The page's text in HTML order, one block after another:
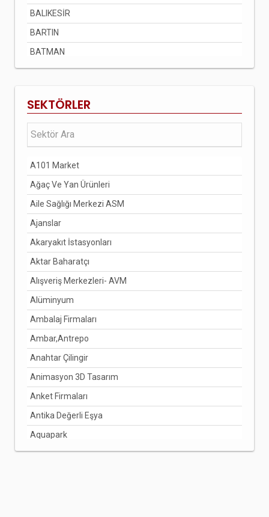
BALIKESİR
BARTIN
BATMAN
BAYBURT
BİNGÖL
BİTLİS
BOLU
BURDUR
BURSA
ÇANAKKALE
ÇANKIRI
ÇORUM
DENİZLİ
DİYARBAKIR
DÜZCE
EDİRNE
ELAZIĞ
ERZİNCAN
ERZURUM
ESKİŞEHİR
GAZİANTEP
GİRESUN
SEKTÖRLER
A101 Market
Ağaç Ve Yan Ürünleri
Aile Sağlığı Merkezi ASM
Ajanslar
Akaryakıt İstasyonları
Aktar Baharatçı
Alışveriş Merkezleri- AVM
Alüminyum
Ambalaj Firmaları
Ambar,Antrepo
Anahtar Çilingir
Animasyon 3D Tasarım
Anket Firmaları
Antika Değerli Eşya
Aquapark
Arabuluculuk Hizmetleri